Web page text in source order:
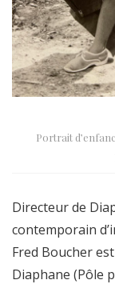
Portrait
Directeur de
contemporain
Fred Boucher
Diaphane (Pôle